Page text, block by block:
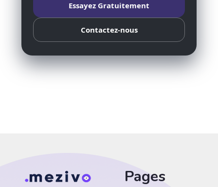
Essayez Gratuitement
Contactez-nous
Pages